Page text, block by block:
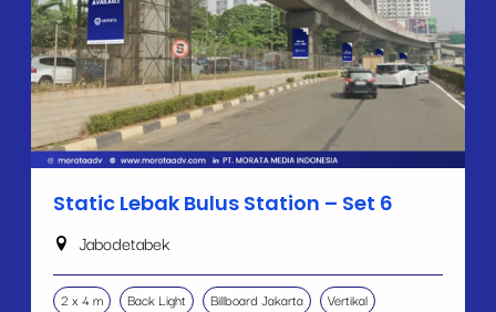
Static Lebak Bulus Station – Set 6
Jabodetabek
2 x 4 m Back Light Billboard Jakarta Vertikal